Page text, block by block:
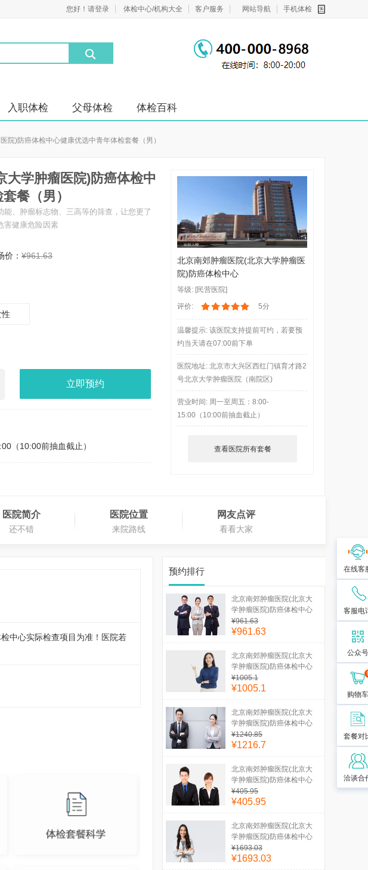
您好！请登录 体检中心/机构大全 客户服务 网站导航 手机体检
入职体检 父母体检 体检百科
院)防癌体检中心健康优选中青年体检套餐（男）
大学肿瘤医院)防癌体检中
餐（男）
、肿瘤标志物、三高等的筛查，让您更了
害健康危险因素
价： ¥961.63
立即预约
（10:00前抽血截止）
北京南郊肿瘤医院(北京大学肿瘤医
院)防癌体检中心
等级: [民营医院]
评价:
5分
温馨提示: 该医院支持提前可约，若要预
约当天请在07:00前下单
医院地址: 北京市大兴区西红门镇育才路2
号北京大学肿瘤医院（南院区)
营业时间: 周一至周五：8:00-
15:00（10:00前抽血截止）
查看医院所有套餐
医院简介
还不错
医院位置
来院路线
网友点评
看看大家
中心实际检查项目为准！医院若
预约排行
北京南郊肿瘤医院(北京大
学肿瘤医院)防癌体检中心
健康优选中青年体检套餐
（女未婚）
¥961.63
¥961.63
北京南郊肿瘤医院(北京大
学肿瘤医院)防癌体检中心
健康优选女性体检套餐（女
未婚）
¥1005.1
¥1005.1
北京南郊肿瘤医院(北京大
学肿瘤医院)防癌体检中心
男性筛查E套餐（≤40岁）
¥1240.85
¥1216.7
北京南郊肿瘤医院(北京大
学肿瘤医院)防癌体检中心
健康优选入职体检套餐
¥405.95
¥405.95
北京南郊肿瘤医院(北京大
学肿瘤医院)防癌体检中心
健康优选中青年体检套餐
（女已婚）
¥1693.03
¥1693.03
在线客
客服电
公众号
购物车
套餐对
洽谈合